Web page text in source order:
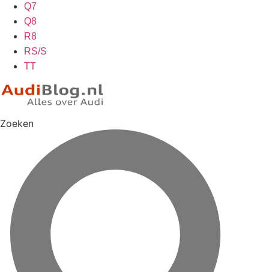
Q7
Q8
R8
RS/S
TT
Zoeken